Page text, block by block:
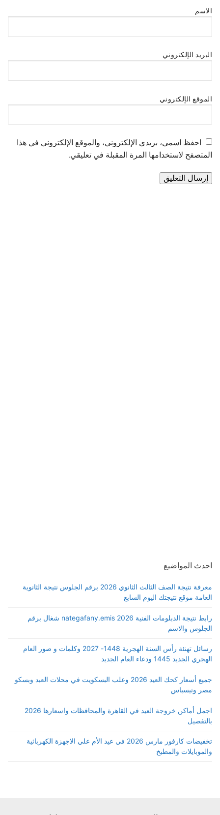
الاسم
البريد الإلكتروني
الموقع الإلكتروني
احفظ اسمي، بريدي الإلكتروني، والموقع الإلكتروني في هذا
المتصفح لاستخدامها المرة المقبلة في تعليقي.
احدث المواضيع
معرفة نتيجة الصف الثالث الثانوي 2026 برقم الجلوس نتيجة الثانوية
العامة موقع نتيجتك اليوم السابع
رابط نتيجة الدبلومات الفنية 2026 nategafany.emis شغال برقم
الجلوس والاسم
رسائل تهنئة رأس السنة الهجرية 1448- 2027 وكلمات و صور العام
الهجري الجديد 1445 ودعاء العام الجديد
جميع أسعار كحك العيد 2026 وعلب البسكويت في محلات العبد وبسكو
مصر وتيسباس
اجمل أماكن خروجة العيد في القاهرة والمحافظات واسعارها 2026
بالتفصيل
تخفيضات كارفور مارس 2026 في عيد الأم علي الاجهزة الكهربائية
والموبايلات والمطبخ